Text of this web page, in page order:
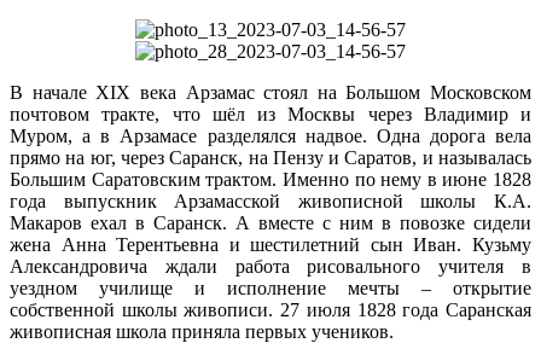
В начале XIX века Арзамас стоял на Большом Московском
почтовом тракте, что шёл из Москвы через Владимир и
Муром, а в Арзамасе разделялся надвое. Одна дорога вела
прямо на юг, через Саранск, на Пензу и Саратов, и называлась
Большим Саратовским трактом. Именно по нему в июне 1828
года выпускник Арзамасской живописной школы К.А.
Макаров ехал в Саранск. А вместе с ним в повозке сидели
жена Анна Терентьевна и шестилетний сын Иван. Кузьму
Александровича ждали работа рисовального учителя в
уездном училище и исполнение мечты – открытие
собственной школы живописи. 27 июля 1828 года Саранская
живописная школа приняла первых учеников.